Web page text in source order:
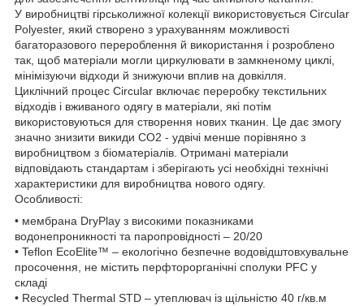
У виробництві гірськолижної колекції використовується Circular
Polyester, який створено з урахуванням можливості
багаторазового перероблення й використання і розроблено
так, щоб матеріали могли циркулювати в замкненому циклі,
мінімізуючи відходи й знижуючи вплив на довкілля.
Циклічний процес Circular включає переробку текстильних
відходів і вживаного одягу в матеріали, які потім
використовуються для створення нових тканин. Це дає змогу
значно знизити викиди CO2 - удвічі менше порівняно з
виробництвом з біоматеріалів. Отримані матеріали
відповідають стандартам і зберігають усі необхідні технічні
характеристики для виробництва нового одягу.
Особливості:
• мембрана DryPlay з високими показниками
водонепроникності та паропровідності – 20/20
• Teflon EcoElite™ – екологічно безпечне водовідштовхувальне
просочення, не містить перфторорганічні сполуки PFC у
складі
• Recycled Thermal STD – утеплювач із щільністю 40 г/кв.м